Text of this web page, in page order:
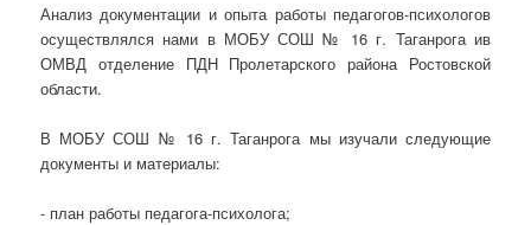
Анализ документации и опыта работы педагогов-психологов
осуществлялся нами в МОБУ СОШ № 16 г. Таганрога ив
ОМВД отделение ПДН Пролетарского района Ростовской
области.
В МОБУ СОШ № 16 г. Таганрога мы изучали следующие
документы и материалы:
- план работы педагога-психолога;